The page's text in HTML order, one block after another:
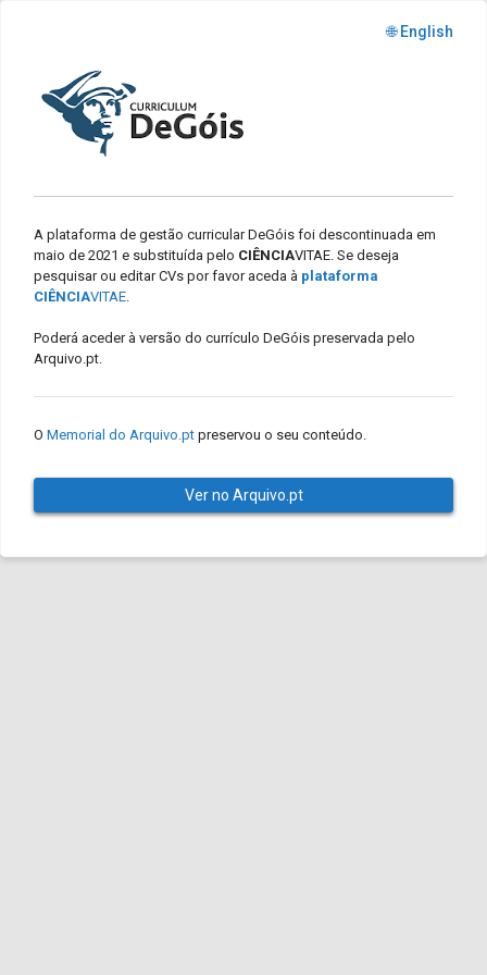
🌐 English
A plataforma de gestão curricular DeGóis foi descontinuada em
maio de 2021 e substituída pelo CIÊNCIAVITAE. Se deseja
pesquisar ou editar CVs por favor aceda à plataforma
CIÊNCIAVITAE.
Poderá aceder à versão do currículo DeGóis preservada pelo
Arquivo.pt.
O Memorial do Arquivo.pt preservou o seu conteúdo.
Ver no Arquivo.pt